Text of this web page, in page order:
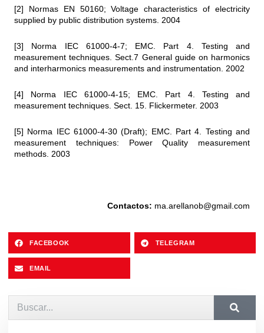
[2] Normas EN 50160; Voltage characteristics of electricity
supplied by public distribution systems. 2004
[3] Norma IEC 61000-4-7; EMC. Part 4. Testing and
measurement techniques. Sect.7 General guide on harmonics
and interharmonics measurements and instrumentation. 2002
[4] Norma IEC 61000-4-15; EMC. Part 4. Testing and
measurement techniques. Sect. 15. Flickermeter. 2003
[5] Norma IEC 61000-4-30 (Draft); EMC. Part 4. Testing and
measurement techniques: Power Quality measurement
methods. 2003
Contactos: ma.arellanob@gmail.com
FACEBOOK TELEGRAM
EMAIL